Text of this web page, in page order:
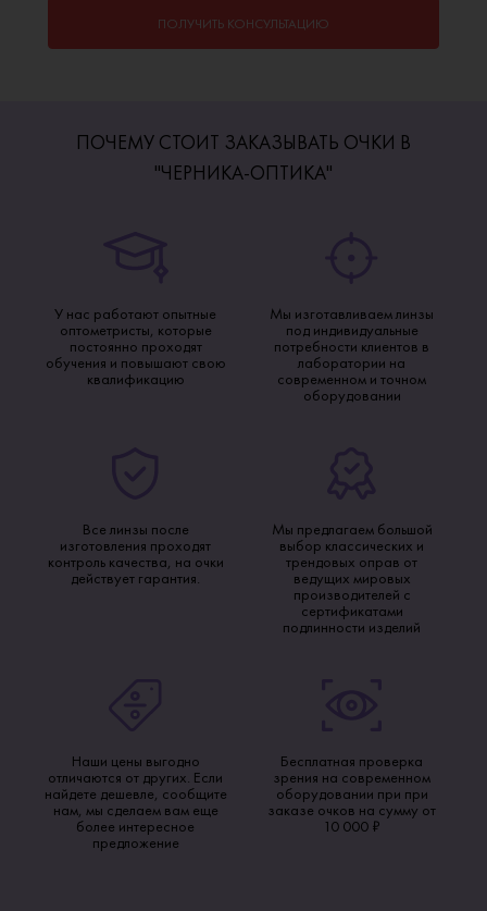
ПОЛУЧИТЬ КОНСУЛЬТАЦИЮ
ПОЧЕМУ СТОИТ ЗАКАЗЫВАТЬ ОЧКИ В
"ЧЕРНИКА-ОПТИКА"
У нас работают опытные
оптометристы, которые
постоянно проходят
обучения и повышают свою
квалификацию
Мы изготавливаем линзы
под индивидуальные
потребности клиентов в
лаборатории на
современном и точном
оборудовании
Все линзы после
изготовления проходят
контроль качества, на очки
действует гарантия.
Мы предлагаем большой
выбор классических и
трендовых оправ от
ведущих мировых
производителей с
сертификатами
подлинности изделий
Наши цены выгодно
отличаются от других. Если
найдете дешевле, сообщите
нам, мы сделаем вам еще
более интересное
предложение
Бесплатная проверка
зрения на современном
оборудовании при при
заказе очков на сумму от
10 000 ₽